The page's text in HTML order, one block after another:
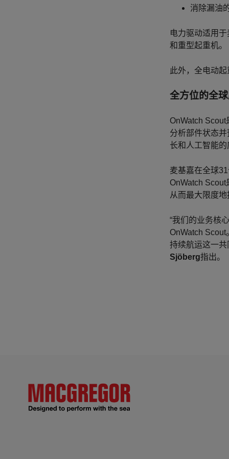
消除漏油
电力驱动适用
和重型起重机。
此外，全电动
全方位的全
OnWatch
分析部件状态
长和人工智能
麦基嘉在全球
OnWatch
从而最大限度
“我们的业务核
OnWatch
持续航运这一
Sjöberg指出。